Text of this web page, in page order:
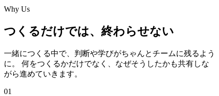
Why Us
つくるだけでは、終わらせない
一緒につくる中で、判断や学びがちゃんとチームに残るよう
に。 何をつくるかだけでなく、なぜそうしたかも共有しな
がら進めていきます。
01